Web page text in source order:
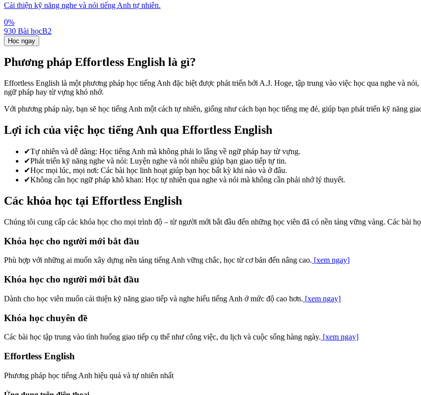
Cải thiện kỹ năng nghe và nói tiếng Anh tự nhiên.
0%
930 Bài họcB2
Học ngay
Phương pháp Effortless English là gì?
Effortless English là một phương pháp học tiếng Anh đặc biệt được phát triển bởi A.J. Hoge, tập trung vào việc học qua nghe và
ngữ pháp hay từ vựng khó nhớ.
Với phương pháp này, bạn sẽ học tiếng Anh một cách tự nhiên, giống như cách bạn học tiếng mẹ đẻ, giúp bạn phát triển kỹ năng
Lợi ích của việc học tiếng Anh qua Effortless English
✔Tự nhiên và dễ dàng: Học tiếng Anh mà không phải lo lắng về ngữ pháp hay từ vựng.
✔Phát triển kỹ năng nghe và nói: Luyện nghe và nói nhiều giúp bạn giao tiếp tự tin.
✔Học mọi lúc, mọi nơi: Các bài học linh hoạt giúp bạn học bất kỳ khi nào và ở đâu.
✔Không cần học ngữ pháp khô khan: Học tự nhiên qua nghe và nói mà không cần phải nhớ lý thuyết.
Các khóa học tại Effortless English
Chúng tôi cung cấp các khóa học cho mọi trình độ – từ người mới bắt đầu đến những học viên đã có nền tảng vững vàng. Các bài
Khóa học cho người mới bắt đầu
Phù hợp với những ai muốn xây dựng nền tảng tiếng Anh vững chắc, học từ cơ bản đến nâng cao. [xem ngay]
Khóa học cho người mới bắt đầu
Dành cho học viên muốn cải thiện kỹ năng giao tiếp và nghe hiểu tiếng Anh ở mức độ cao hơn. [xem ngay]
Khóa học chuyên đề
Các bài học tập trung vào tình huống giao tiếp cụ thể như công việc, du lịch và cuộc sống hàng ngày. [xem ngay]
Effortless English
Phương pháp học tiếng Anh hiệu quả và tự nhiên nhất